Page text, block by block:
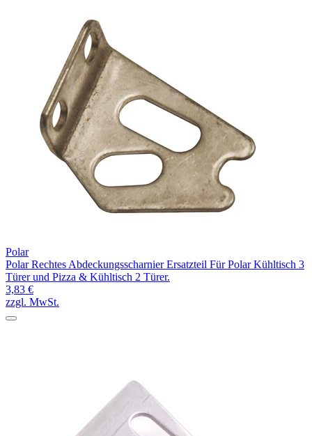
Polar
Polar Rechtes Abdeckungsscharnier Ersatzteil Für Polar Kühltisch 3
Türer und Pizza & Kühltisch 2 Türer.
3,83 €
zzgl. MwSt.